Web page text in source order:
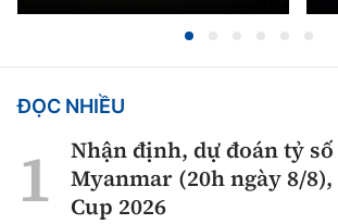
ĐỌC NHIỀU
Nhận định, dự đoán tỷ
Myanmar (20h ngày 8/8),
Cup 2026